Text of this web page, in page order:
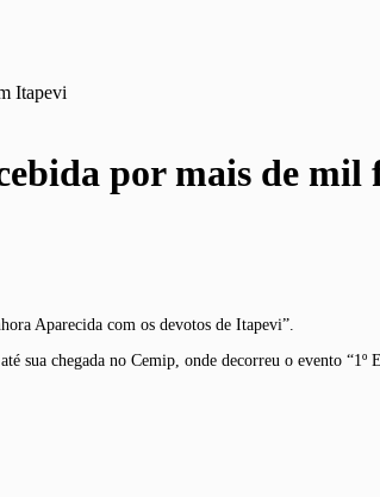
Itapevi
por mais de mil
Aparecida com os devotos de Itapevi”.
chegada no Cemip, onde decorreu o evento “1º